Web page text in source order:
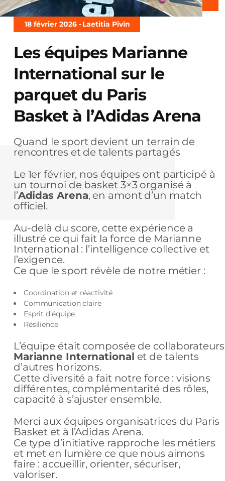
18 février 2026 -Laetitia Pivin
Les équipes Marianne
International sur le
parquet du Paris
Basket à l’Adidas Arena
Quand le sport devient un terrain de
rencontres et de talents partagés
Le 1er février, nos équipes ont participé à
un tournoi de basket 3×3 organisé à
l’Adidas Arena, en amont d’un match
officiel.
Au-delà du score, cette expérience a
illustré ce qui fait la force de Marianne
International : l’intelligence collective et
l’exigence.
Ce que le sport révèle de notre métier :
Coordination et réactivité
Communication claire
Esprit d’équipe
Résilience
L’équipe était composée de collaborateurs
Marianne International et de talents
d’autres horizons.
Cette diversité a fait notre force : visions
différentes, complémentarité des rôles,
capacité à s’ajuster ensemble.
Merci aux équipes organisatrices du Paris
Basket et à l’Adidas Arena.
Ce type d’initiative rapproche les métiers
et met en lumière ce que nous aimons
faire : accueillir, orienter, sécuriser,
valoriser.